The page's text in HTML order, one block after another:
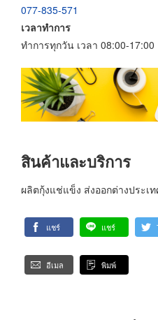
077-835-571
เวลาทำการ
ทำการทุกวัน เวลา 08:00-17:00
สินค้าและบริการ
ผลิตกุ้งแช่แข็ง ส่งออกต่างประเ
แชร์ แชร์
อีเมล พิมพ์